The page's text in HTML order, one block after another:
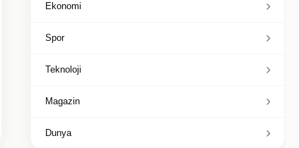
Ekonomi
Spor
Teknoloji
Magazin
Dunya